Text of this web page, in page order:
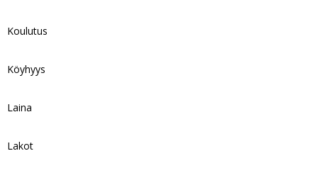
Koulutus
Köyhyys
Laina
Lakot